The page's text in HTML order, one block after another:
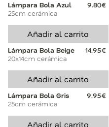
Lámpara Bola Azul
9.80€
25cm cerámica
Añadir al carrito
Lámpara Bola Beige
14.95€
20x14cm cerámica
Añadir al carrito
Lámpara Bola Gris
9.95€
25cm cerámica
Añadir al carrito